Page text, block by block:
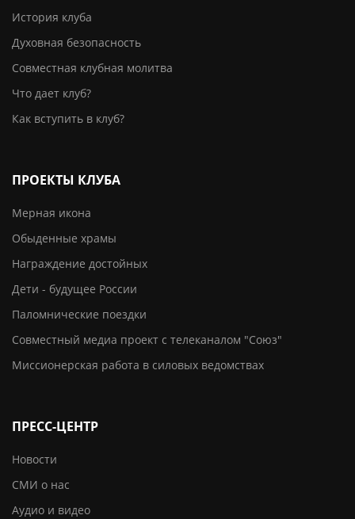
История клуба
Духовная безопасность
Совместная клубная молитва
Что дает клуб?
Как вступить в клуб?
ПРОЕКТЫ КЛУБА
Мерная икона
Обыденные храмы
Награждение достойных
Дети - будущее России
Паломнические поездки
Совместный медиа проект с телеканалом "Союз"
Миссионерская работа в силовых ведомствах
ПРЕСС-ЦЕНТР
Новости
СМИ о нас
Аудио и видео